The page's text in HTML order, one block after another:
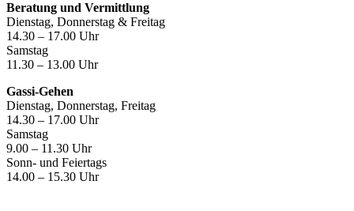
Beratung und Vermittlung
Dienstag, Donnerstag & Freitag
14.30 – 17.00 Uhr
Samstag
11.30 – 13.00 Uhr
Gassi-Gehen
Dienstag, Donnerstag, Freitag
14.30 – 17.00 Uhr
Samstag
9.00 – 11.30 Uhr
Sonn- und Feiertags
14.00 – 15.30 Uhr